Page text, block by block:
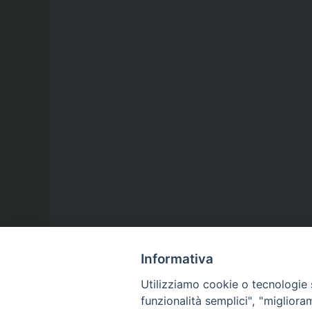
Informativa
Utilizziamo cookie o
funzionalità semplici",